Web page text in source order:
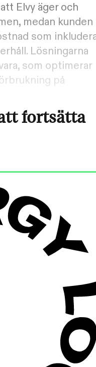
Elvy äger och
medan kunden
som
Lösningarna
som optimerar
på
fortsätta